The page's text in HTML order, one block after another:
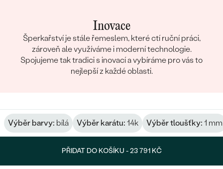
Inovace
Šperkařství je stále řemeslem, které ctí ruční práci,
zároveň ale využíváme i moderní technologie.
Spojujeme tak tradici s inovací a vybíráme pro vás to
nejlepší z každé oblasti.
Výběr barvy: bílá Výběr karátu: 14k Výběr tloušťky: 1 mm
PŘIDAT DO KOŠÍKU -23 791 KČ